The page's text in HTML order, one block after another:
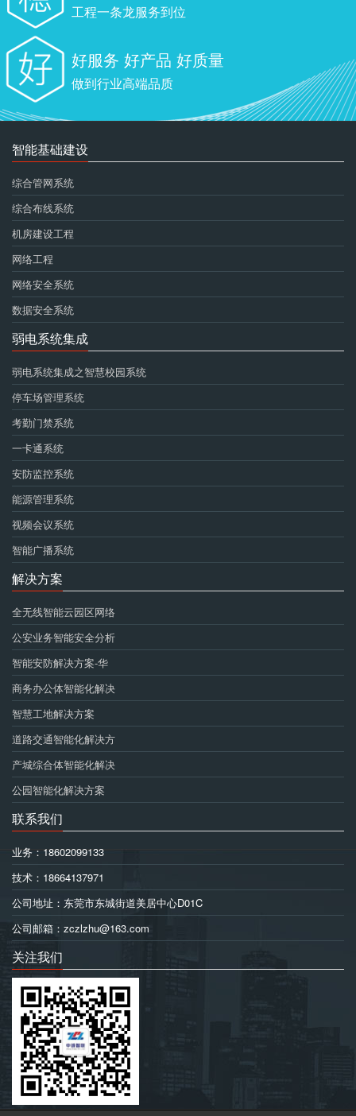
工程一条龙服务到位
好服务 好产品 好质量
做到行业高端品质
智能基础建设
综合管网系统
综合布线系统
机房建设工程
网络工程
网络安全系统
数据安全系统
弱电系统集成
弱电系统集成之智慧校园系统
停车场管理系统
考勤门禁系统
一卡通系统
安防监控系统
能源管理系统
视频会议系统
智能广播系统
解决方案
全无线智能云园区网络
公安业务智能安全分析
智能安防解决方案-华
商务办公体智能化解决
智慧工地解决方案
道路交通智能化解决方
产城综合体智能化解决
公园智能化解决方案
联系我们
业务：18602099133
技术：18664137971
公司地址：东莞市东城街道美居中心D01C
公司邮箱：zczlzhu@163.com
关注我们